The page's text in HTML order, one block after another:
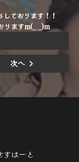
ております！！
りますm(_ _)m
次へ
はーと